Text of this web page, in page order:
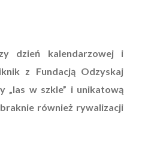
dzień kalendarzowej i
z Fundacją Odzyskaj
„las w szkle” i unikatową
również rywalizacji